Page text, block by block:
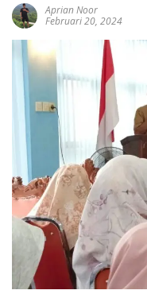
Aprian Noor
Februari 20, 2024